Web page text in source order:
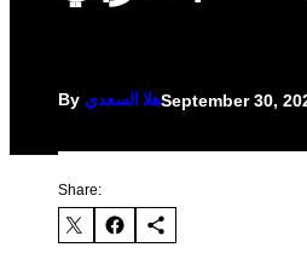
By هلا السعديSeptember 30,
Share: